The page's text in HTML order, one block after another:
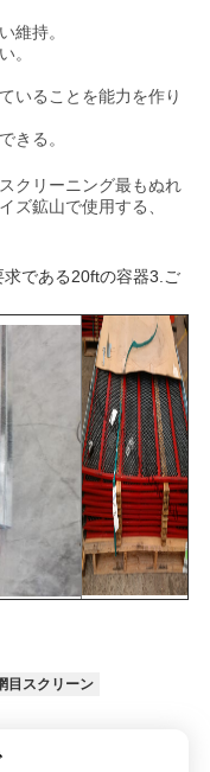
維持。
。
いることを能力を作り
きる。
クリーニング最もぬれ
ズ鉱山で使用する、
である20ftの容器3.ご
目スクリーン